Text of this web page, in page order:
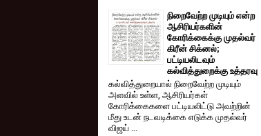
நிறைவேற்ற முடியும் என்ற
ஆசிரியர்களின்
கோரிக்கைக்கு முதல்வர்
கிரீன் சிக்னல்;
பட்டியலிடவும்
கல்வித்துறைக்கு உத்தரவு
கல்வித்துறையால் நிறைவேற்ற முடியும்
அளவில் உள்ள, ஆசிரியர்கள்
கோரிக்கைகளை பட்டியலிட்டு அவற்றின்
மீது உடன் நடவடிக்கை எடுக்க முதல்வர்
விஜய் ...